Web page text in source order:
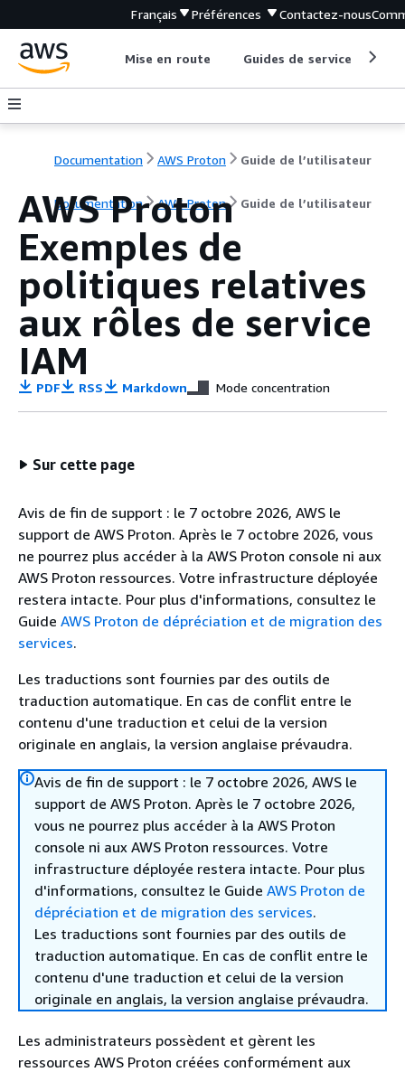
Français Préférences Contactez-nous
Mise en route Guides de service
Documentation AWS Proton Guide de l’utilisateur
Documentation AWS Proton Guide de l’utilisateur
AWS Proton
Exemples de
politiques relatives
aux rôles de service
IAM
PDF RSS Markdown Mode concentration
Sur cette page
Avis de fin de support : le 7 octobre 2026, AWS le
support de AWS Proton. Après le 7 octobre 2026, vous
ne pourrez plus accéder à la AWS Proton console ni aux
AWS Proton ressources. Votre infrastructure déployée
restera intacte. Pour plus d'informations, consultez le
Guide AWS Proton de dépréciation et de migration des
services.
Les traductions sont fournies par des outils de
traduction automatique. En cas de conflit entre le
contenu d'une traduction et celui de la version
originale en anglais, la version anglaise prévaudra.
Avis de fin de support : le 7 octobre 2026, AWS le
support de AWS Proton. Après le 7 octobre 2026,
vous ne pourrez plus accéder à la AWS Proton
console ni aux AWS Proton ressources. Votre
infrastructure déployée restera intacte. Pour plus
d'informations, consultez le Guide AWS Proton de
dépréciation et de migration des services.
Les traductions sont fournies par des outils de
traduction automatique. En cas de conflit entre le
contenu d'une traduction et celui de la version
originale en anglais, la version anglaise prévaudra.
Les administrateurs possèdent et gèrent les
ressources AWS Proton créées conformément aux